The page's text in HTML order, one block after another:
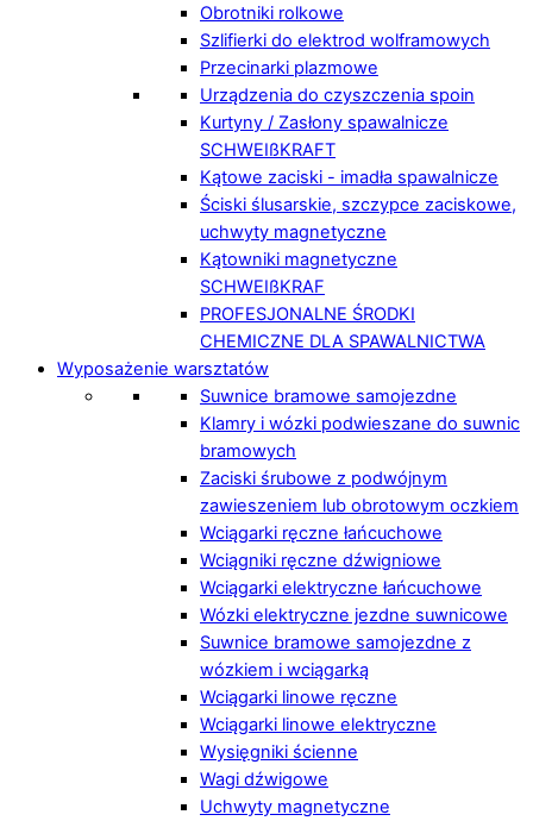
Obrotniki rolkowe
Szlifierki do elektrod wolframowych
Przecinarki plazmowe
Urządzenia do czyszczenia spoin
Kurtyny / Zasłony spawalnicze
SCHWEIßKRAFT
Kątowe zaciski - imadła spawalnicze
Ściski ślusarskie, szczypce zaciskowe,
uchwyty magnetyczne
Kątowniki magnetyczne
SCHWEIßKRAF
PROFESJONALNE ŚRODKI
CHEMICZNE DLA SPAWALNICTWA
Wyposażenie warsztatów
Suwnice bramowe samojezdne
Klamry i wózki podwieszane do suwnic
bramowych
Zaciski śrubowe z podwójnym
zawieszeniem lub obrotowym oczkiem
Wciągarki ręczne łańcuchowe
Wciągniki ręczne dźwigniowe
Wciągarki elektryczne łańcuchowe
Wózki elektryczne jezdne suwnicowe
Suwnice bramowe samojezdne z
wózkiem i wciągarką
Wciągarki linowe ręczne
Wciągarki linowe elektryczne
Wysięgniki ścienne
Wagi dźwigowe
Uchwyty magnetyczne